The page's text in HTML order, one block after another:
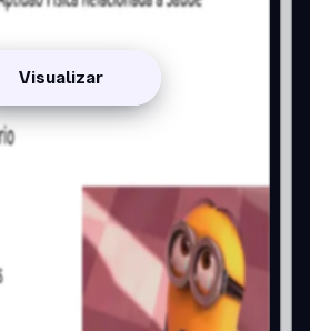
Visualizar